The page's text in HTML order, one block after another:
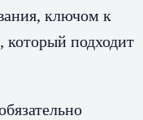
ключом к
который подходит